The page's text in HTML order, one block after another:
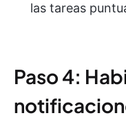
las tareas
Paso 4: